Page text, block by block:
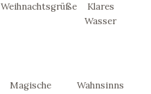
Weihnachtsgrüße
Klares
Wasser
Magische
Wahnsinns